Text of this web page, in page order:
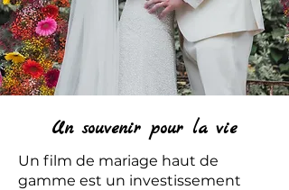
Un souvenir pour la vie
Un film de mariage haut de
gamme est un investissement